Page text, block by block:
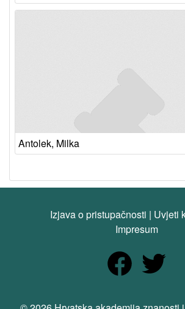
Antolek, Milka
Izjava o pristupačnosti | Uvjeti
Impresum